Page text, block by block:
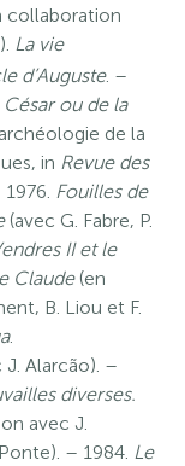
collaboration
La vie
d’Auguste. –
César ou de la
de la
in Revue des
Fouilles de
(avec G. Fabre, P.
II et le
Claude(en
B. Liou et F.
.
Alarcão). –
diverses.
avec J.
– 1984. Le